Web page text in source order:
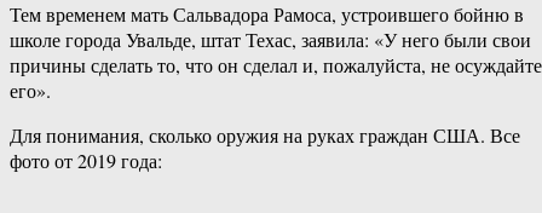
Тем временем мать Сальвадора Рамоса, устроившего бойню в
школе города Увальде, штат Техас, заявила: «У него были свои
причины сделать то, что он сделал и, пожалуйста, не осуждайте
его».
Для понимания, сколько оружия на руках граждан США. Все
фото от 2019 года: